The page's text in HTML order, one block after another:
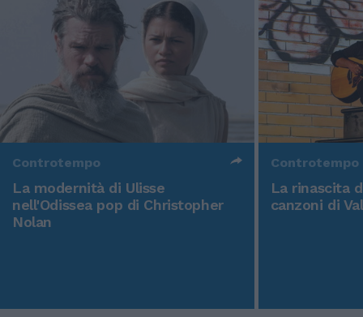
Controtempo
La modernità di Ulisse
nell'Odissea pop di Christopher
Nolan
Controtempo
La rinascita
canzoni di